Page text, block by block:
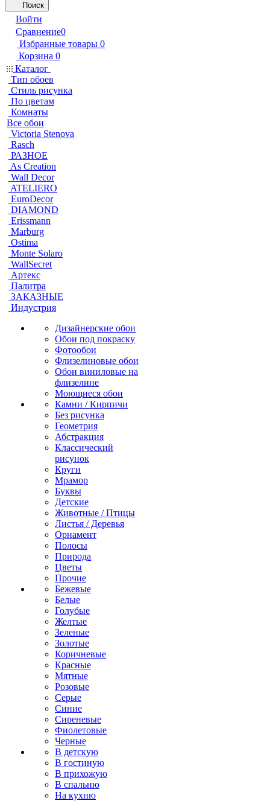
Поиск
Войти
Сравнение0
Избранные товары 0
Корзина 0
Каталог
Тип обоев
Стиль рисунка
По цветам
Комнаты
Все обои
Victoria Stenova
Rasch
РАЗНОЕ
As Creation
Wall Decor
ATELIERO
EuroDecor
DIAMOND
Erissmann
Marburg
Ostima
Monte Solaro
WallSecret
Артекс
Палитра
ЗАКАЗНЫЕ
Индустрия
Дизайнерские обои
Обои под покраску
Фотообои
Флизелиновые обои
Обои виниловые на
флизелине
Моющиеся обои
Камни / Кирпичи
Без рисунка
Геометрия
Абстракция
Классический
рисунок
Круги
Мрамор
Буквы
Детские
Животные / Птицы
Листья / Деревья
Орнамент
Полосы
Природа
Цветы
Прочие
Бежевые
Белые
Голубые
Желтые
Зеленые
Золотые
Коричневые
Красные
Мятные
Розовые
Серые
Синие
Сиреневые
Фиолетовые
Черные
В детскую
В гостиную
В прихожую
В спальню
На кухню